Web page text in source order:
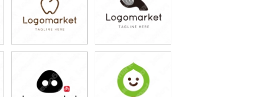
79,800円
(税込87,780円)
79,800円
(税込87,780円)